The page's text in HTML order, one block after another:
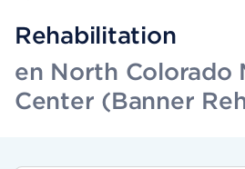
Rehabilitation
en North Colorado
Center (Banner